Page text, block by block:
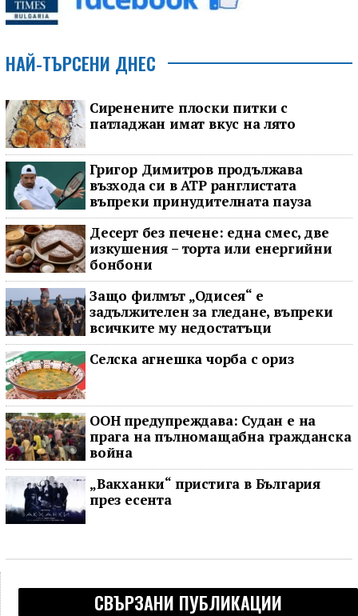
НАЙ-ТЪРСЕНИ ДНЕС
Сиренените плоски питки с
патладжан имат вкус на лято
Григор Димитров продължава
възхода си в ATP ранглистата
въпреки принудителната пауза
Десерт без печене: една смес, две
изкушения – торта или енергийни
бонбони
Защо филмът „Одисея“ е
задължителен за гледане, въпреки
всичките му недостатъци
Селска агнешка чорба с ориз
ООН предупреждава: Судан е на
прага на пълномащабна гражданска
война
„Вакханки“ пристига в България
през есента
СВЪРЗАНИ ПУБЛИКАЦИИ